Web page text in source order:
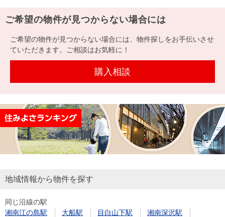
ご希望の物件が見つからない場合には
ご希望の物件が見つからない場合には、物件探しをお手伝いさせ
ていただきます。ご相談はお気軽に！
購入相談
地域情報から物件を探す
同じ沿線の駅
湘南江の島駅
大船駅 目白山下駅
湘南深沢駅